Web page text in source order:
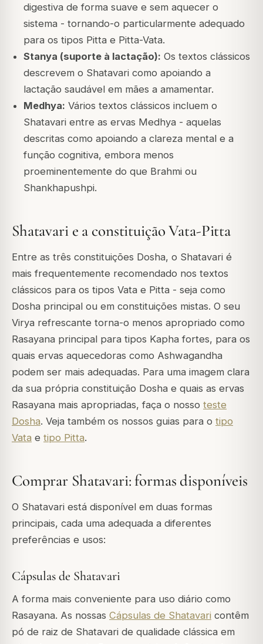
digestiva de forma suave e sem aquecer o
sistema - tornando-o particularmente adequado
para os tipos Pitta e Pitta-Vata.
Stanya (suporte à lactação): Os textos clássicos
descrevem o Shatavari como apoiando a
lactação saudável em mães a amamentar.
Medhya: Vários textos clássicos incluem o
Shatavari entre as ervas Medhya - aquelas
descritas como apoiando a clareza mental e a
função cognitiva, embora menos
proeminentemente do que Brahmi ou
Shankhapushpi.
Shatavari e a constituição Vata-Pitta
Entre as três constituições Dosha, o Shatavari é
mais frequentemente recomendado nos textos
clássicos para os tipos Vata e Pitta - seja como
Dosha principal ou em constituições mistas. O seu
Virya refrescante torna-o menos apropriado como
Rasayana principal para tipos Kapha fortes, para os
quais ervas aquecedoras como Ashwagandha
podem ser mais adequadas. Para uma imagem clara
da sua própria constituição Dosha e quais as ervas
Rasayana mais apropriadas, faça o nosso teste
Dosha. Veja também os nossos guias para o tipo
Vata e tipo Pitta.
Comprar Shatavari: formas disponíveis
O Shatavari está disponível em duas formas
principais, cada uma adequada a diferentes
preferências e usos:
Cápsulas de Shatavari
A forma mais conveniente para uso diário como
Rasayana. As nossas Cápsulas de Shatavari contêm
pó de raiz de Shatavari de qualidade clássica em